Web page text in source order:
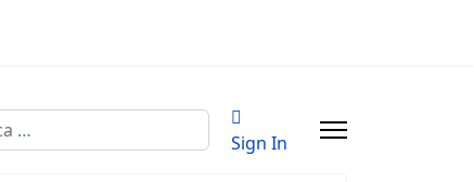
Sign In